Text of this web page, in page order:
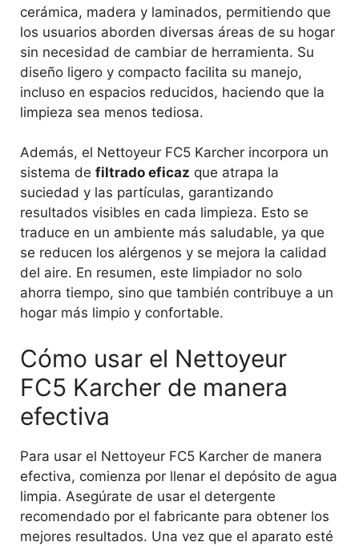
cerámica, madera y laminados, permitiendo que
los usuarios aborden diversas áreas de su hogar
sin necesidad de cambiar de herramienta. Su
diseño ligero y compacto facilita su manejo,
incluso en espacios reducidos, haciendo que la
limpieza sea menos tediosa.
Además, el Nettoyeur FC5 Karcher incorpora un
sistema de filtrado eficaz que atrapa la
suciedad y las partículas, garantizando
resultados visibles en cada limpieza. Esto se
traduce en un ambiente más saludable, ya que
se reducen los alérgenos y se mejora la calidad
del aire. En resumen, este limpiador no solo
ahorra tiempo, sino que también contribuye a un
hogar más limpio y confortable.
Cómo usar el Nettoyeur
FC5 Karcher de manera
efectiva
Para usar el Nettoyeur FC5 Karcher de manera
efectiva, comienza por llenar el depósito de agua
limpia. Asegúrate de usar el detergente
recomendado por el fabricante para obtener los
mejores resultados. Una vez que el aparato esté